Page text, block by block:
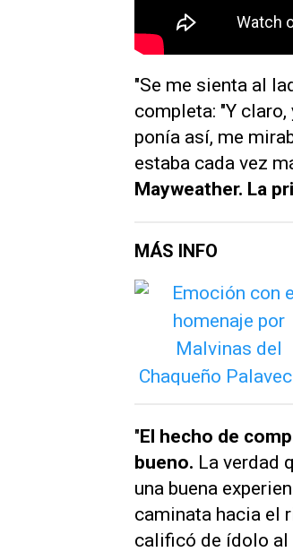
"Se me sienta al
completa: "Y
ponía así, me
estaba cada vez
Mayweather. La
MÁS INFO
"El hecho de
bueno. La verdad
una buena
caminata hacia el
calificó de ídolo al